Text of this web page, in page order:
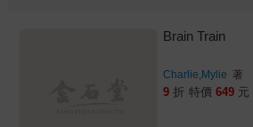
Brain Train
Charlie,Mylie 著
9 折 特價 649 元